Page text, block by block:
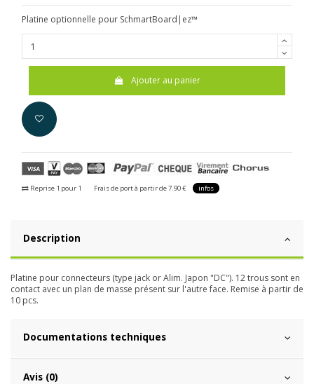
Platine optionnelle pour SchmartBoard|ez™
Ajouter au panier
Reprise 1 pour 1 Frais de port à partir de 7.90 € infos
Description
Platine pour connecteurs (type jack or Alim. Japon "DC"). 12 trous sont en
contact avec un plan de masse présent sur l'autre face. Remise à partir de
10 pcs.
Documentations techniques
Avis (0)